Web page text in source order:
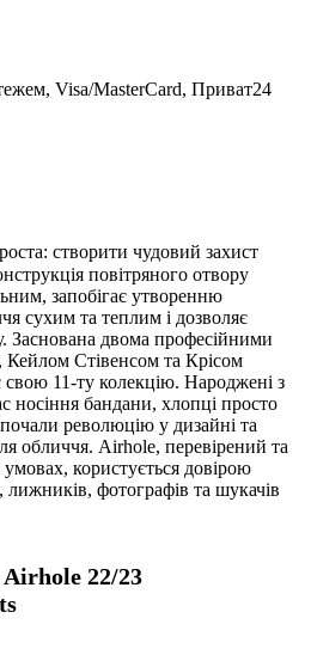
Visa/MasterCard, Приват24
створити чудовий захист
повітряного отвору
запобігає утворенню
сухим та теплим і дозволяє
Заснована двома професійними
Кейлом Стівенсом та Крісом
свою 11-ту колекцію. Народжені з
носіння бандани, хлопці просто
революцію у дизайні та
обличчя. Airhole, перевірений та
користується довірою
фотографів та шукачів
22/23